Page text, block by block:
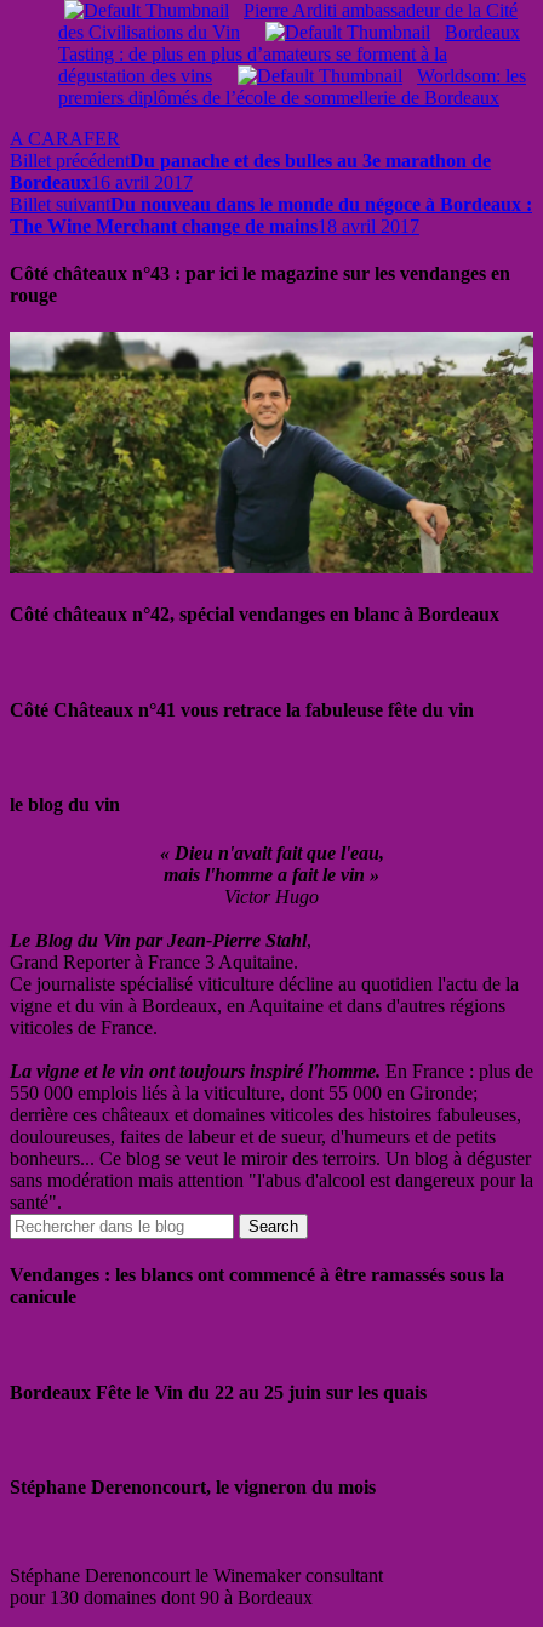
Pierre Arditi ambassadeur de la Cité
des Civilisations du Vin
Bordeaux
Tasting : de plus en plus d’amateurs se forment à la
dégustation des vins
Worldsom: les
premiers diplômés de l’école de sommellerie de Bordeaux
A CARAFER
Billet précédentDu panache et des bulles au 3e marathon de
Bordeaux16 avril 2017
Billet suivantDu nouveau dans le monde du négoce à Bordeaux :
The Wine Merchant change de mains18 avril 2017
Côté châteaux n°43 : par ici le magazine sur les vendanges en
rouge
Côté châteaux n°42, spécial vendanges en blanc à Bordeaux
Côté Châteaux n°41 vous retrace la fabuleuse fête du vin
le blog du vin
« Dieu n'avait fait que l'eau,
mais l'homme a fait le vin »
Victor Hugo
Le Blog du Vin par Jean-Pierre Stahl,
Grand Reporter à France 3 Aquitaine.
Ce journaliste spécialisé viticulture décline au quotidien l'actu de la
vigne et du vin à Bordeaux, en Aquitaine et dans d'autres régions
viticoles de France.
La vigne et le vin ont toujours inspiré l'homme. En France : plus de
550 000 emplois liés à la viticulture, dont 55 000 en Gironde;
derrière ces châteaux et domaines viticoles des histoires fabuleuses,
douloureuses, faites de labeur et de sueur, d'humeurs et de petits
bonheurs... Ce blog se veut le miroir des terroirs. Un blog à déguster
sans modération mais attention "l'abus d'alcool est dangereux pour la
santé".
Vendanges : les blancs ont commencé à être ramassés sous la
canicule
Bordeaux Fête le Vin du 22 au 25 juin sur les quais
Stéphane Derenoncourt, le vigneron du mois
Stéphane Derenoncourt le Winemaker consultant
pour 130 domaines dont 90 à Bordeaux